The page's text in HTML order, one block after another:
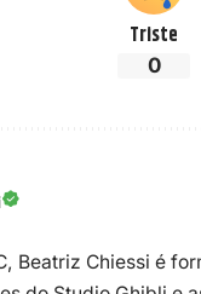
Triste
0
Beatriz Chiessi é